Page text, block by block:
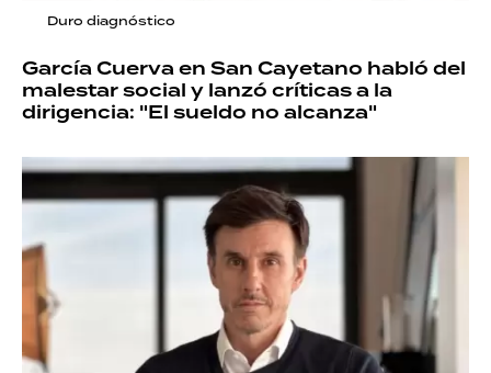
Duro diagnóstico
García Cuerva en San Cayetano habló del
malestar social y lanzó críticas a la
dirigencia: "El sueldo no alcanza"